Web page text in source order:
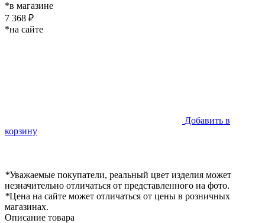
*в магазине
7 368 ₽
*на сайте
Добавить в
корзину
*Уважаемые покупатели, реальный цвет изделия может
незначительно отличаться от представленного на фото.
*Цена на сайте может отличаться от цены в розничных
магазинах.
Описание товара